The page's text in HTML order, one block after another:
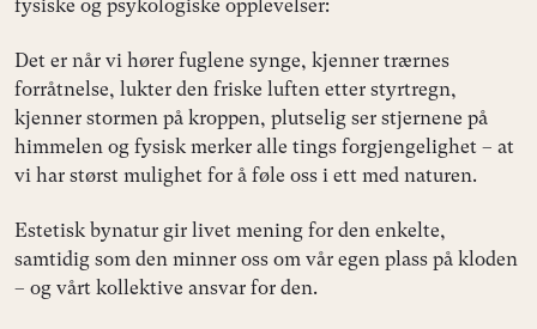
fysiske og psykologiske opplevelser:
Det er når vi hører fuglene synge, kjenner trærnes
forråtnelse, lukter den friske luften etter styrtregn,
kjenner stormen på kroppen, plutselig ser stjernene på
himmelen og fysisk merker alle tings forgjengelighet – at
vi har størst mulighet for å føle oss i ett med naturen.
Estetisk bynatur gir livet mening for den enkelte,
samtidig som den minner oss om vår egen plass på kloden
– og vårt kollektive ansvar for den.